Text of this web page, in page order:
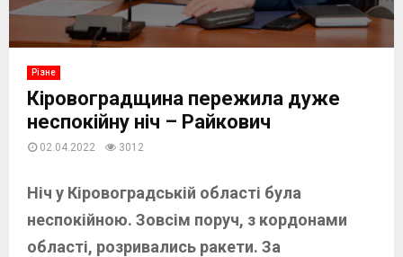
Різне
Кіровоградщина пережила дуже
неспокійну ніч – Райкович
02.04.2022 3012
Ніч у Кіровоградській області була
неспокійною. Зовсім поруч, з кордонами
області, розривались ракети. За